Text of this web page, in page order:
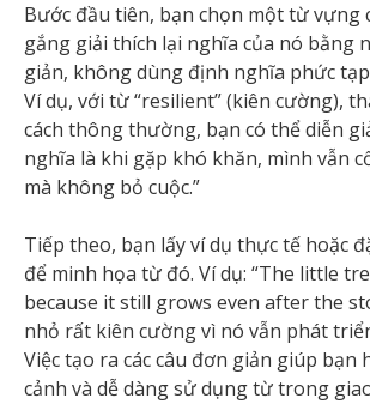
Bước đầu tiên, bạn chọn một từ vựng
gắng giải thích lại nghĩa của nó bằng
giản, không dùng định nghĩa phức
Ví dụ, với từ “resilient” (kiên cường),
cách thông thường, bạn có thể diễn
nghĩa là khi gặp khó khăn, mình vẫn
mà không bỏ cuộc.”
Tiếp theo, bạn lấy ví dụ thực tế hoặc
để minh họa từ đó. Ví dụ: “The little
because it still grows even after the
nhỏ rất kiên cường vì nó vẫn phát
Việc tạo ra các câu đơn giản giúp bạn
cảnh và dễ dàng sử dụng từ trong